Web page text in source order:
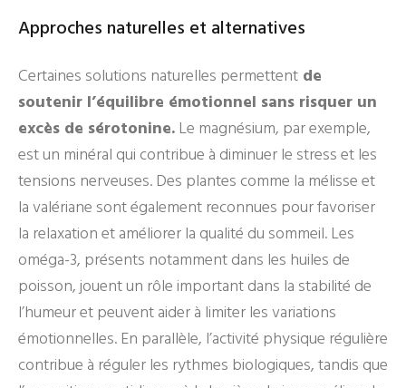
Approches naturelles et alternatives
Certaines solutions naturelles permettent de
soutenir l’équilibre émotionnel sans risquer un
excès de sérotonine.Le magnésium, par exemple,
est un minéral qui contribue à diminuer le stress et les
tensions nerveuses. Des plantes comme la mélisse et
la valériane sont également reconnues pour favoriser
la relaxation et améliorer la qualité du sommeil. Les
oméga-3, présents notamment dans les huiles de
poisson, jouent un rôle important dans la stabilité de
l’humeur et peuvent aider à limiter les variations
émotionnelles. En parallèle, l’activité physique régulière
contribue à réguler les rythmes biologiques, tandis que